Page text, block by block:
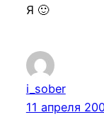
Я 🙂
i_sober
11 апреля